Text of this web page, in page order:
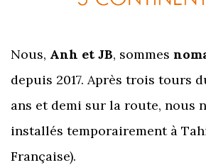
Nous, Anh et JB, sommes
depuis 2017. Après trois tours
ans et demi sur la route, nous
installés temporairement à
Française).